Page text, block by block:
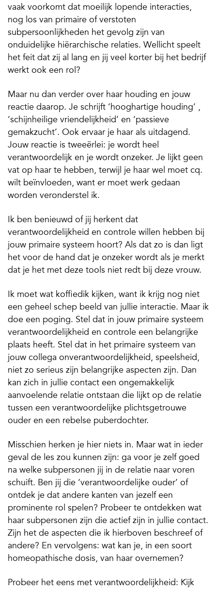
vaak voorkomt dat moeilijk lopende interacties,
nog los van primaire of verstoten
subpersoonlijkheden het gevolg zijn van
onduidelijke hiërarchische relaties. Wellicht speelt
het feit dat zij al lang en jij veel korter bij het bedrijf
werkt ook een rol?
Maar nu dan verder over haar houding en jouw
reactie daarop. Je schrijft ‘hooghartige houding’ ,
‘schijnheilige vriendelijkheid’ en ‘passieve
gemakzucht’. Ook ervaar je haar als uitdagend.
Jouw reactie is tweeërlei: je wordt heel
verantwoordelijk en je wordt onzeker. Je lijkt geen
vat op haar te hebben, terwijl je haar wel moet cq.
wilt beïnvloeden, want er moet werk gedaan
worden veronderstel ik.
Ik ben benieuwd of jij herkent dat
verantwoordelijkheid en controle willen hebben bij
jouw primaire systeem hoort? Als dat zo is dan ligt
het voor de hand dat je onzeker wordt als je merkt
dat je het met deze tools niet redt bij deze vrouw.
Ik moet wat koffiedik kijken, want ik krijg nog niet
een geheel schep beeld van jullie interactie. Maar ik
doe een poging. Stel dat in jouw primaire systeem
verantwoordelijkheid en controle een belangrijke
plaats heeft. Stel dat in het primaire systeem van
jouw collega onverantwoordelijkheid, speelsheid,
niet zo serieus zijn belangrijke aspecten zijn. Dan
kan zich in jullie contact een ongemakkelijk
aanvoelende relatie ontstaan die lijkt op de relatie
tussen een verantwoordelijke plichtsgetrouwe
ouder en een rebelse puberdochter.
Misschien herken je hier niets in. Maar wat in ieder
geval de les zou kunnen zijn: ga voor je zelf goed
na welke subpersonen jij in de relatie naar voren
schuift. Ben jij die ‘verantwoordelijke ouder’ of
ontdek je dat andere kanten van jezelf een
prominente rol spelen? Probeer te ontdekken wat
haar subpersonen zijn die actief zijn in jullie contact.
Zijn het de aspecten die ik hierboven beschreef of
andere? En vervolgens: wat kan je, in een soort
homeopathische dosis, van haar overnemen?
Probeer het eens met verantwoordelijkheid: Kijk